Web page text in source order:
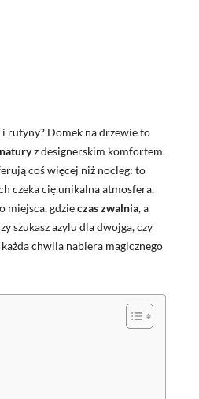
i rutyny? Domek na drzewie to
z designerskim komfortem.
coś więcej niż nocleg: to
czeka cię unikalna atmosfera,
miejsca, gdzieczas zwalnia, a
szukasz azylu dla dwojga, czy
chwila nabiera magicznego